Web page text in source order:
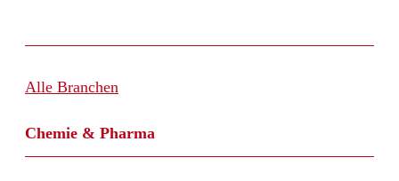
Alle Branchen
Chemie & Pharma